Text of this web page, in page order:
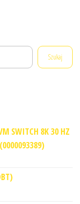
Szukaj
SWITCH 8K 30 HZ